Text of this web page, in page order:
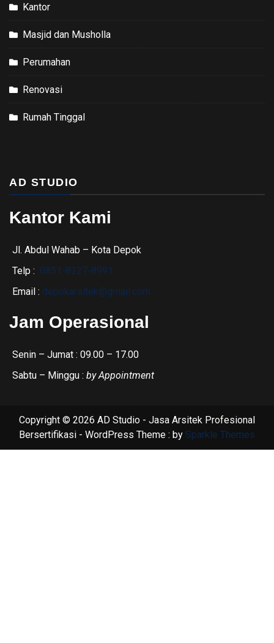
Kantor
Masjid dan Musholla
Perumahan
Renovasi
Rumah Tinggal
AD STUDIO
Kantor Kami
Jl. Abdul Wahab – Kota Depok
Telp : 0851-8327-8991
Email : depokarsitek@gmail.com
Jam Operasional
Senin – Jumat : 09.00 – 17.00
Sabtu – Minggu : by Appointment
Copyright © 2026 AD Studio - Jasa Arsitek Profesional
Bersertifikasi - WordPress Theme : by Sparkle Themes